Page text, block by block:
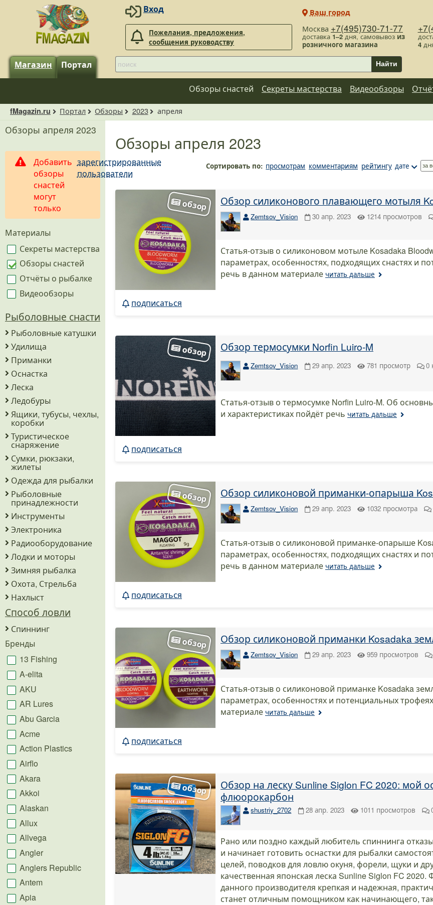
Вход
Пожелания, предложения,
сообщения руководству
Москва +7(495)730-71-77
доставка 1–2дня, самовывоз из
розничного магазина
4
Ваш город
Магазин Портал Найти
Обзоры снастей Секреты мастерства Видеообзоры
fMagazin.ru Портал Обзоры 2023 апреля
Обзоры апреля 2023
Сортировать по: просмотрам комментариям рейтингу дате
Обзор силиконового плавающего мотыля
Zemtsov_Vision 30 апр. 2023 1214 просмотров
Статья-отзыв о силиконовом мотыле Kosadaka
параметрах, особенностях, подходящих снастях и
речь в данном материале читать дальше
подписаться
Обзор термосумки Norfin Luiro-M
Zemtsov_Vision 29 апр. 2023 781 просмотр 0
Статья-отзыв о термосумке Norfin Luiro-M. Об
и характеристиках пойдёт речь читать дальше
подписаться
Обзор силиконовой приманки-опарыша
Zemtsov_Vision 29 апр. 2023 1032 просмотра
Статья-отзыв о силиконовой приманке-опарыше
параметрах, особенностях, подходящих снастях и
речь в данном материале читать дальше
подписаться
Обзор силиконовой приманки Kosadaka
Zemtsov_Vision 29 апр. 2023 959 просмотров
Статья-отзыв о силиконовой приманке Kosadaka
параметрах, особенностях и потенциальных
материале читать дальше
подписаться
Обзор на леску Sunline Siglon FC 2020: мой
флюорокарбон
shustriy_2702 28 апр. 2023 1011 просмотров
Рано или поздно каждый любитель спиннинга
и начинает готовить оснастки для рыбалки
целей, поводков для ловлю окуня, форели, щуки и
качественная японская леска Sunline Siglon FC
данного производителя крепкая и надежная,
станет отличным помощником как начинающего,
Обзоры апреля 2023
Добавить
обзоры
снастей
могут
только
зарегистрированные
пользователи
Материалы
Секреты мастерства
Обзоры снастей
Отчёты о рыбалке
Видеообзоры
Рыболовные снасти
Рыболовные катушки
Удилища
Приманки
Оснастка
Леска
Ледобуры
Ящики, тубусы, чехлы,
коробки
Туристическое
снаряжение
Сумки, рюкзаки,
жилеты
Одежда для рыбалки
Рыболовные
принадлежности
Инструменты
Электроника
Радиооборудование
Лодки и моторы
Зимняя рыбалка
Охота, Стрельба
Нахлыст
Способ ловли
Спиннинг
Бренды
13 Fishing
A-elita
AKU
AR Lures
Abu Garcia
Acme
Action Plastics
Airflo
Akara
Akkoi
Alaskan
Allux
Allvega
Angler
Anglers Republic
Antem
Apia